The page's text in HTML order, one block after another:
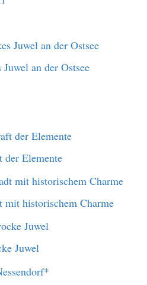
an der Ostsee
Elemente
mit historischem Charme
Juwel